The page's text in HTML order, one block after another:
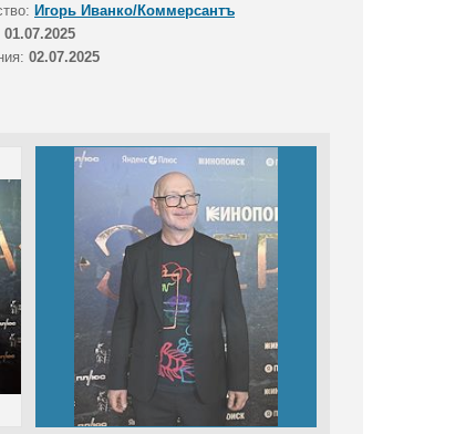
Игорь Иванко/Коммерсантъ
01.07.2025
02.07.2025